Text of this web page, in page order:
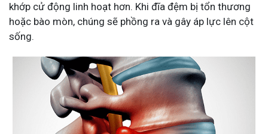
khớp cử động linh hoạt hơn. Khi đĩa đệm bị tổn thương
hoặc bào mòn, chúng sẽ phồng ra và gây áp lực lên cột
sống.